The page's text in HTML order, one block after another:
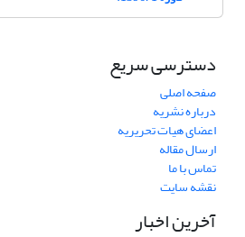
دسترسی سریع
صفحه اصلی
درباره نشریه
اعضای هیات تحریریه
ارسال مقاله
تماس با ما
نقشه سایت
آخرین اخبار